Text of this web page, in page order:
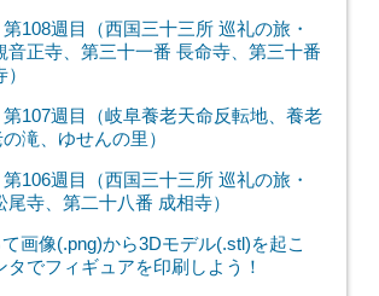
108週目（西国三十三所 巡礼の旅・
音正寺、第三十一番 長命寺、第三十番
107週目（岐阜養老天命反転地、養老
滝、ゆせんの里）
106週目（西国三十三所 巡礼の旅・
寺、第二十八番 成相寺）
画像(.png)から3Dモデル(.stl)を起こ
タでフィギュアを印刷しよう！